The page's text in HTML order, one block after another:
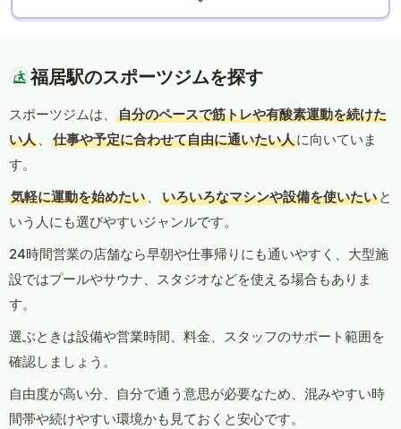
福居駅のスポーツジムを探す
スポーツジムは、
自分のペースで筋トレや有酸素運動を続けた
い人 、 仕事や予定に合わせて自由に通いたい人に向いていま
す。
気軽に運動を始めたい 、 いろいろなマシンや設備を使いたい と
いう人にも選びやすいジャンルです。
24時間営業の店舗なら早朝や仕事帰りにも通いやすく、大型施
設ではプールやサウナ、スタジオなどを使える場合もありま
す。
選ぶときは設備や営業時間、料金、スタッフのサポート範囲を
確認しましょう。
自由度が高い分、自分で通う意思が必要なため、混みやすい時
間帯や続けやすい環境かも見ておくと安心です。